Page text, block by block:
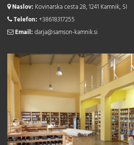
Naslov: Kovinarska cesta 28, 1241 Kamnik, SI
Telefon:+38618317255
Email:darja@samson-kamnik.si